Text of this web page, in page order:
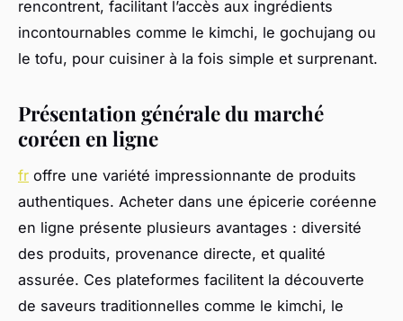
rencontrent, facilitant l’accès aux ingrédients
incontournables comme le kimchi, le gochujang ou
le tofu, pour cuisiner à la fois simple et surprenant.
Présentation générale du marché
coréen en ligne
fr offre une variété impressionnante de produits
authentiques. Acheter dans une épicerie coréenne
en ligne présente plusieurs avantages : diversité
des produits, provenance directe, et qualité
assurée. Ces plateformes facilitent la découverte
de saveurs traditionnelles comme le kimchi, le